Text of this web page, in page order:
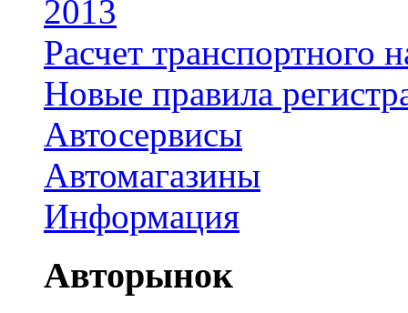
2013
Расчет транспортного
Новые правила
Автосервисы
Автомагазины
Информация
Авторынок